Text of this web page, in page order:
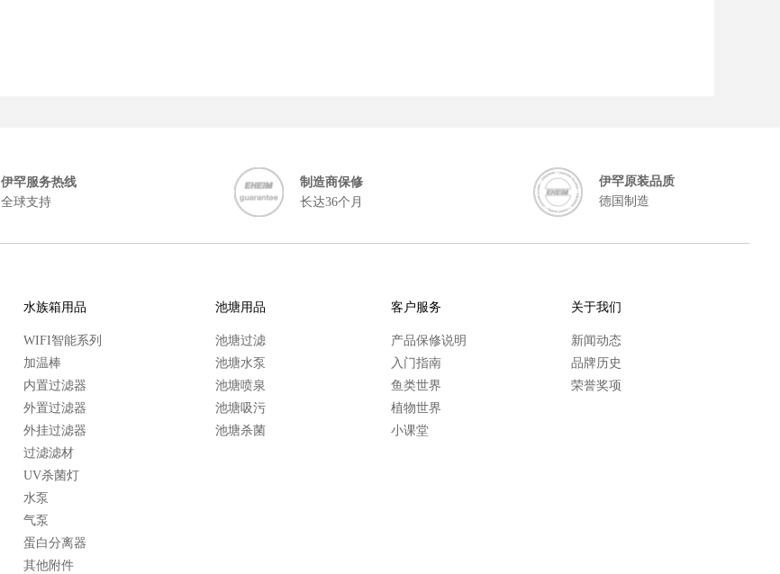
伊罕服务热线
全球支持
制造商保修
长达36个月
伊罕原装品质
德国制造
水族箱用品
WIFI智能系列
加温棒
内置过滤器
外置过滤器
外挂过滤器
过滤滤材
UV杀菌灯
水泵
气泵
蛋白分离器
其他附件
池塘用品
池塘过滤
池塘水泵
池塘喷泉
池塘吸污
池塘杀菌
客户服务
产品保修说明
入门指南
鱼类世界
植物世界
小课堂
关于我们
新闻动态
品牌历史
荣誉奖项